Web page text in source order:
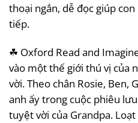
thoại ngắn, dễ đọc giúp
tiếp.
☘ Oxford Read and
vào một thế giới thú vị của
vời. Theo chân Rosie, Ben,
anh ấy trong cuộc phiêu
tuyệt vời của Grandpa.